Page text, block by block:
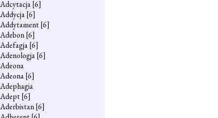
Adcytacja[6]
Addycja[6]
Addytament[6]
Adebon[6]
Adefagja[6]
Adenologja[6]
Adeona
Adeona[6]
Adephagia
Adept[6]
Aderbistan[6]